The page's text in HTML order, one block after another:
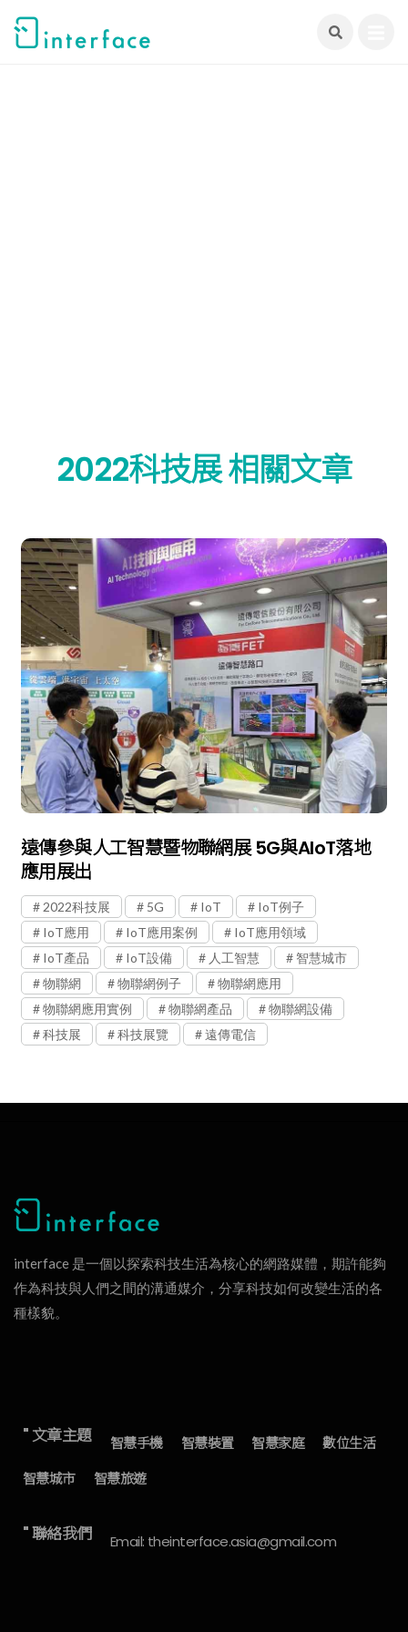
2022科技展 相關文章
遠傳參與人工智慧暨物聯網展 5G與AIoT落地
應用展出
2022科技展 5G IoT
IoT例子
IoT應用
IoT應用案例
IoT應用領域
IoT產品
IoT設備 人工智慧
智慧城市
物聯網
物聯網例子
物聯網應用
物聯網應用實例
物聯網產品
物聯網設備
科技展
科技展覽 遠傳電信
interface 是一個以探索科技生活為核心的網路媒體，期許能夠
作為科技與人們之間的溝通媒介，分享科技如何改變生活的各
種樣貌。
" 文章主題 智慧手機 智慧裝置 智慧家庭
數位生活
智慧城市
智慧旅遊
" 聯絡我們 Email: theinterface.asia@gmail.com